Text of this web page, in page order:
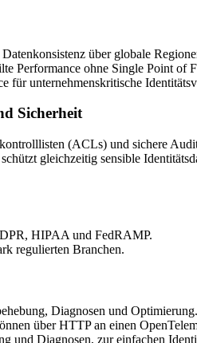
über globale
Performance ohne Single Point of
für unternehmenskritische
Sicherheit
(ACLs) und sichere
gleichzeitig sensible
HIPAA und FedRAMP.
regulierten Branchen.
Diagnosen und Optimierung.
über HTTP an einen
und Diagnosen, zur einfachen